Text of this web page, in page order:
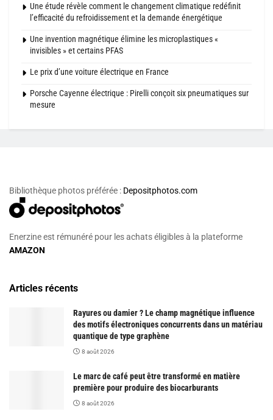
Une étude révèle comment le changement climatique redéfinit
l’efficacité du refroidissement et la demande énergétique
Une invention magnétique élimine les microplastiques «
invisibles » et certains PFAS
Le prix d’une voiture électrique en France
Porsche Cayenne électrique : Pirelli conçoit six pneumatiques sur
mesure
Bibliothèque photos préférée : Depositphotos.com
Enerzine est rémunéré pour les achats éligibles à la plateforme
AMAZON
Articles récents
Rayures ou damier ? Le champ magnétique influence
des motifs électroniques concurrents dans un matériau
quantique de type graphène
8 août 2026
Le marc de café peut être transformé en matière
première pour produire des biocarburants
8 août 2026